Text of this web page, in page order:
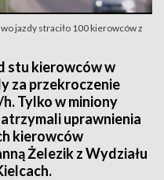
jazdy straciło 100 kierowców z
stu kierowców w
za przekroczenie
Tylko w miniony
uprawnienia
kierowców
Żelezik z Wydziału